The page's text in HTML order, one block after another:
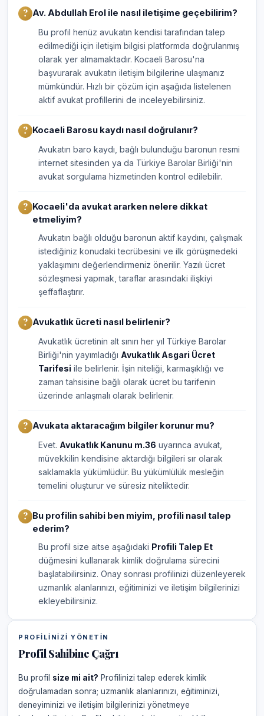
Av. Abdullah Erol ile nasıl iletişime geçebilirim?
Bu profil henüz avukatın kendisi tarafından talep
edilmediği için iletişim bilgisi platformda doğrulanmış
olarak yer almamaktadır. Kocaeli Barosu'na
başvurarak avukatın iletişim bilgilerine ulaşmanız
mümkündür. Hızlı bir çözüm için aşağıda listelenen
aktif avukat profillerini de inceleyebilirsiniz.
Kocaeli Barosu kaydı nasıl doğrulanır?
Avukatın baro kaydı, bağlı bulunduğu baronun resmi
internet sitesinden ya da Türkiye Barolar Birliği'nin
avukat sorgulama hizmetinden kontrol edilebilir.
Kocaeli'da avukat ararken nelere dikkat
etmeliyim?
Avukatın bağlı olduğu baronun aktif kaydını, çalışmak
istediğiniz konudaki tecrübesini ve ilk görüşmedeki
yaklaşımını değerlendirmeniz önerilir. Yazılı ücret
sözleşmesi yapmak, taraflar arasındaki ilişkiyi
şeffaflaştırır.
Avukatlık ücreti nasıl belirlenir?
Avukatlık ücretinin alt sınırı her yıl Türkiye Barolar
Birliği'nin yayımladığı Avukatlık Asgari Ücret
Tarifesi ile belirlenir. İşin niteliği, karmaşıklığı ve
zaman tahsisine bağlı olarak ücret bu tarifenin
üzerinde anlaşmalı olarak belirlenir.
Avukata aktaracağım bilgiler korunur mu?
Evet. Avukatlık Kanunu m.36 uyarınca avukat,
müvekkilin kendisine aktardığı bilgileri sır olarak
saklamakla yükümlüdür. Bu yükümlülük mesleğin
temelini oluşturur ve süresiz niteliktedir.
Bu profilin sahibi ben miyim, profili nasıl talep
ederim?
Bu profil size aitse aşağıdaki Profili Talep Et
düğmesini kullanarak kimlik doğrulama sürecini
başlatabilirsiniz. Onay sonrası profilinizi düzenleyerek
uzmanlık alanlarınızı, eğitiminizi ve iletişim bilgilerinizi
ekleyebilirsiniz.
PROFILINIZI YÖNETIN
Profil Sahibine Çağrı
Bu profil size mi ait? Profilinizi talep ederek kimlik
doğrulamadan sonra; uzmanlık alanlarınızı, eğitiminizi,
deneyiminizi ve iletişim bilgilerinizi yönetmeye